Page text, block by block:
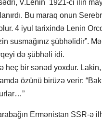
V.Lenin 1921-ci ilin
Bu maraq onun
4 iyul tarixində Lenin
susmağınız şübhəlidir”.
də şübhəli idi.
heç bir sənəd yoxdur.
özünü birüzə verir:
Ermənistan SSR-ə